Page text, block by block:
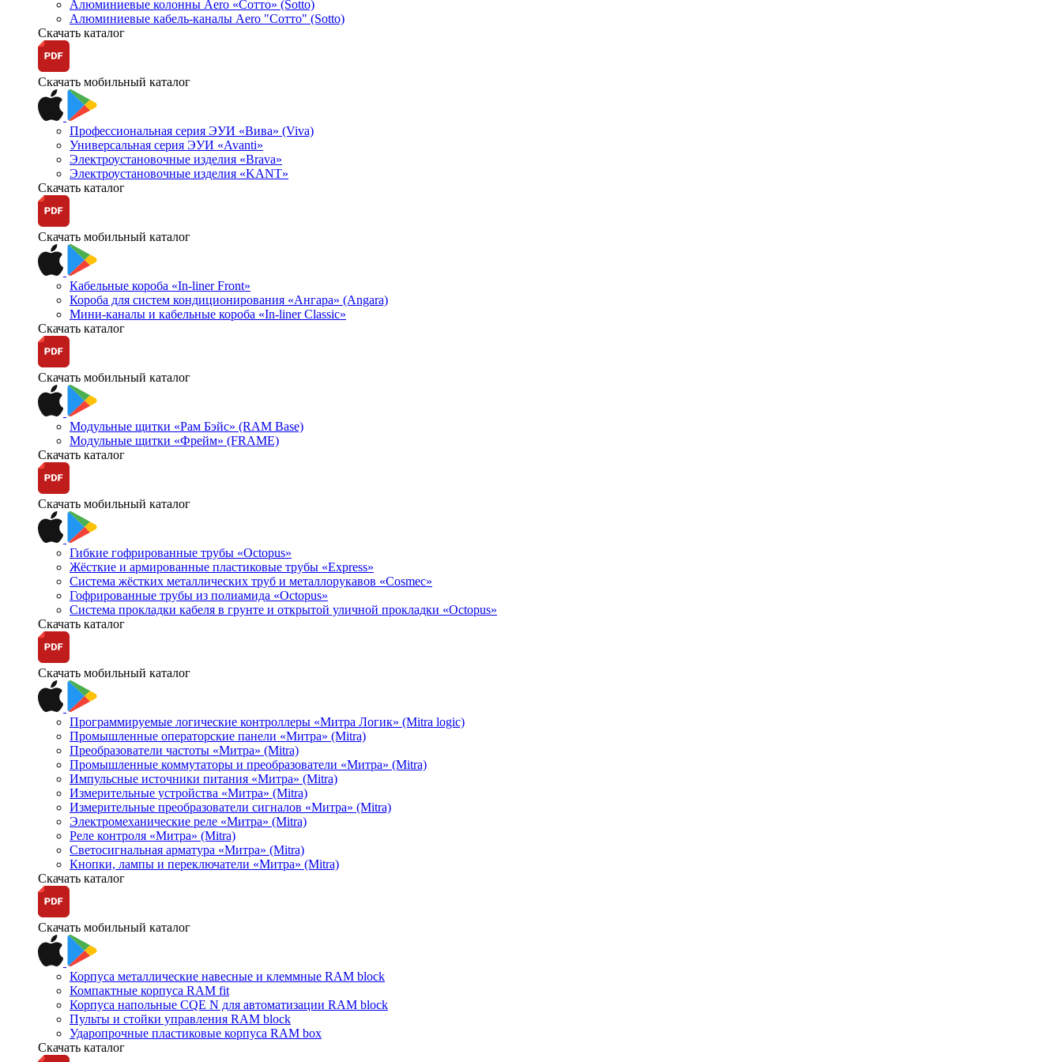
Алюминиевые колонны Aero «Сотто» (Sotto)
Алюминиевые кабель-каналы Aero "Сотто" (Sotto)
Скачать каталог
Скачать мобильный каталог
Профессиональная серия ЭУИ «Вива» (Viva)
Универсальная серия ЭУИ «Avanti»
Электроустановочные изделия «Brava»
Электроустановочные изделия «KANT»
Скачать каталог
Скачать мобильный каталог
Кабельные короба «In-liner Front»
Короба для систем кондиционирования «Ангара» (Angara)
Мини-каналы и кабельные короба «In-liner Classic»
Скачать каталог
Скачать мобильный каталог
Модульные щитки «Рам Бэйс» (RAM Base)
Модульные щитки «Фрейм» (FRAME)
Скачать каталог
Скачать мобильный каталог
Гибкие гофрированные трубы «Octopus»
Жёсткие и армированные пластиковые трубы «Express»
Система жёстких металлических труб и металлорукавов «Cosmec»
Гофрированные трубы из полиамида «Octopus»
Система прокладки кабеля в грунте и открытой уличной прокладки «Octopus»
Скачать каталог
Скачать мобильный каталог
Программируемые логические контроллеры «Митра Логик» (Mitra logic)
Промышленные операторские панели «Митра» (Mitra)
Преобразователи частоты «Митра» (Mitra)
Промышленные коммутаторы и преобразователи «Митра» (Mitra)
Импульсные источники питания «Митра» (Mitra)
Измерительные устройства «Митра» (Mitra)
Измерительные преобразователи сигналов «Митра» (Mitra)
Электромеханические реле «Митра» (Mitra)
Реле контроля «Митра» (Mitra)
Светосигнальная арматура «Митра» (Mitra)
Кнопки, лампы и переключатели «Митра» (Mitra)
Скачать каталог
Скачать мобильный каталог
Корпуса металлические навесные и клеммные RAM block
Компактные корпуса RAM fit
Корпуса напольные CQE N для автоматизации RAM block
Пульты и стойки управления RAM block
Ударопрочные пластиковые корпуса RAM box
Скачать каталог